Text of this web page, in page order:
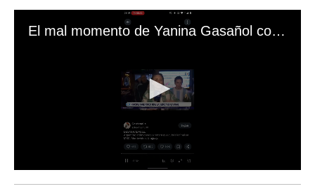
El mal momento de Yanina Gasañol con un hincha argentino en "Subrayado"
s